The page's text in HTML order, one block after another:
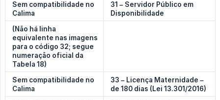
Sem compatibilidade no
Calima
31 – Servidor Público em
Disponibilidade
(Não há linha
equivalente nas imagens
para o código 32; segue
numeração oficial da
Tabela 18)
Sem compatibilidade no
Calima
33 – Licença Maternidade –
de 180 dias (Lei 13.301/2016)